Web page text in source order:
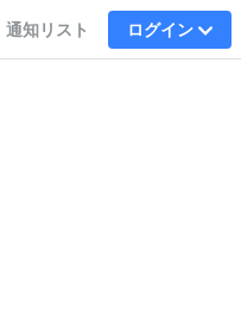
通知リスト ログイン